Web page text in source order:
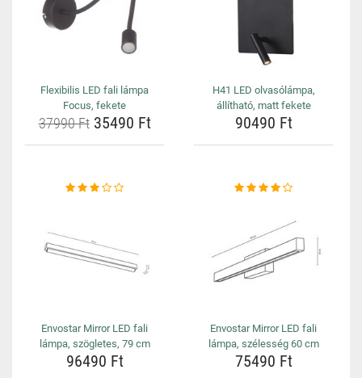
Flexibilis LED fali lámpa
Focus, fekete
37990 Ft35490 Ft
H41 LED olvasólámpa,
állítható, matt fekete
90490 Ft
Envostar Mirror LED fali
lámpa, szögletes, 79 cm
96490 Ft
Envostar Mirror LED fali
lámpa, szélesség 60 cm
75490 Ft